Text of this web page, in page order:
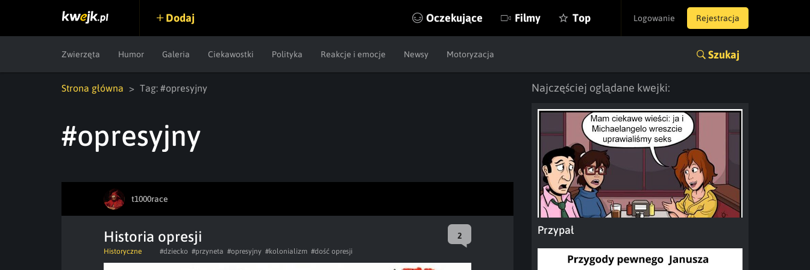
Logowanie Rejestracja
Dodaj Oczekujące Filmy Top
Zwierzęta Humor Galeria Ciekawostki Polityka Reakcje i emocje Newsy Motoryzacja Szukaj
Strona główna Tag: #opresyjny
#opresyjny
t1000race
Historia opresji 2
Historyczne #dziecko #przyneta #opresyjny #kolonializm #dość opresji
Najczęściej oglądane kwejki:
Przypał